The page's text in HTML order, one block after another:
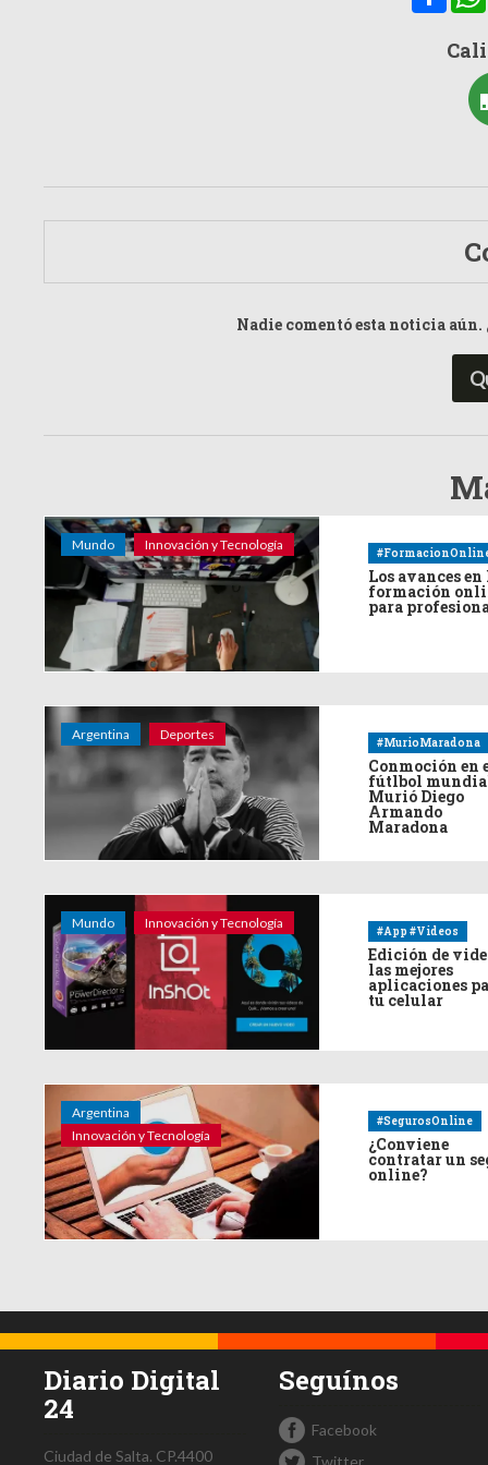
Nadie comentó esta noticia
Mundo Innovación y Tecnología
Los avances en
formación
para
Argentina Deportes
#MurioMaradona
Conmoción en
fútlbol
Murió Diego
Armando
Maradona
Mundo Innovación y Tecnología
#App #Videos
Edición de
las mejores
aplicaciones
tu celular
Argentina
Innovación y Tecnología
#SegurosOnline
¿Conviene
contratar un
online?
Diario Digital
24
Ciudad de Salta. CP.4400
Seguínos
Facebook
Twitter